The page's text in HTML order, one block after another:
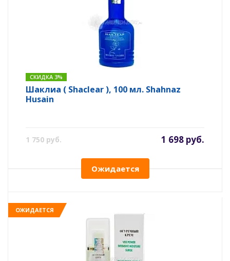
СКИДКА 3%
Шаклиа ( Shaclear ), 100 мл. Shahnaz
Husain
1 750 руб. 1 698 руб.
Ожидается
ОЖИДАЕТСЯ